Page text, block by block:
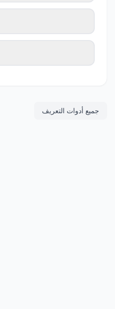
جميع أدوات التعريف